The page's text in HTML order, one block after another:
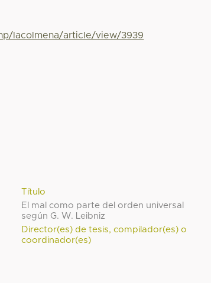
lacolmena/article/view/3939
Título
El mal como parte del orden universal
según G. W. Leibniz
Director(es) de tesis, compilador(es) o
coordinador(es)